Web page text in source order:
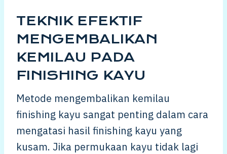
TEKNIK EFEKTIF
MENGEMBALIKAN
KEMILAU PADA
FINISHING KAYU
Metode mengembalikan kemilau
finishing kayu sangat penting dalam cara
mengatasi hasil finishing kayu yang
kusam. Jika permukaan kayu tidak lagi